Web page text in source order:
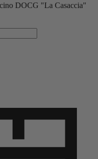
DOCG "La Casaccia"